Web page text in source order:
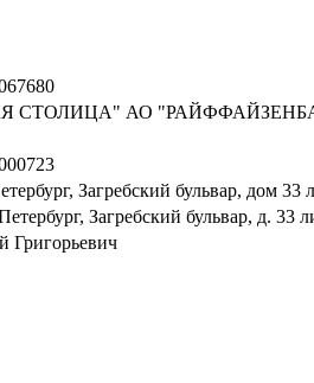
СТОЛИЦА" АО
Загребский бульвар, дом
Загребский бульвар, д. 33
Григорьевич